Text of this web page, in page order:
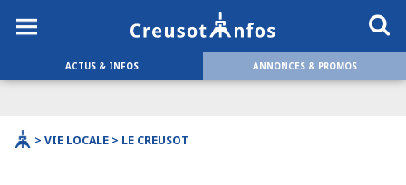
ACTUS & INFOS ANNONCES & PROMOS
> VIE LOCALE > LE CREUSOT